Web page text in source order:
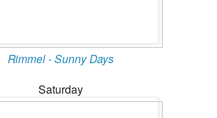
Rimmel - Sunny Days
Saturday